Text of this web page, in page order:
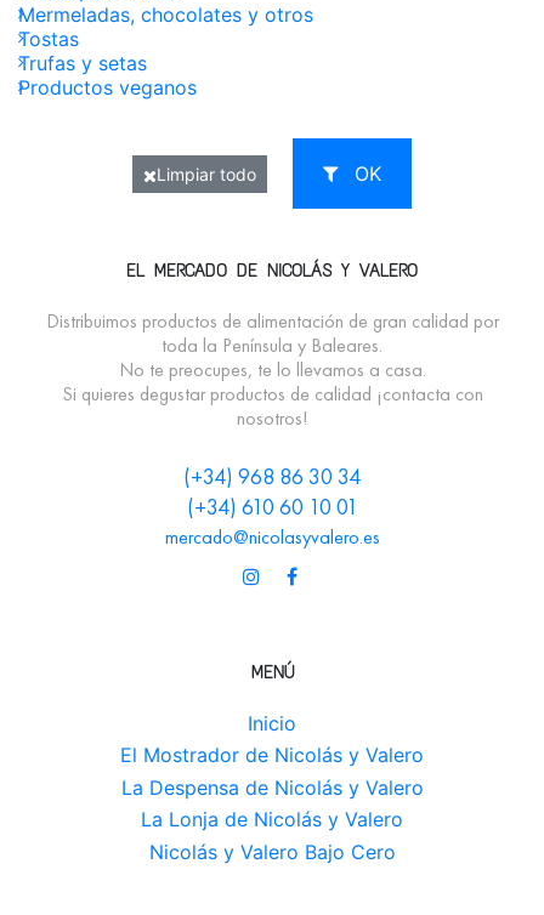
Mermeladas, chocolates y otros
Tostas
Trufas y setas
Productos veganos
Limpiar todo OK
EL MERCADO DE NICOLÁS Y VALERO
Distribuimos productos de alimentación de gran calidad por
toda la Península y Baleares.
No te preocupes, te lo llevamos a casa.
Si quieres degustar productos de calidad ¡contacta con
nosotros!
(+34) 968 86 30 34
(+34) 610 60 10 01
mercado@nicolasyvalero.es
MENÚ
Inicio
El Mostrador de Nicolás y Valero
La Despensa de Nicolás y Valero
La Lonja de Nicolás y Valero
Nicolás y Valero Bajo Cero